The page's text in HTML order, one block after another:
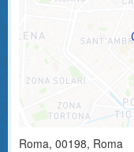
Roma, 00198, Roma